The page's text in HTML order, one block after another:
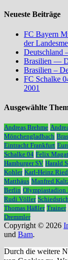
Neueste Beiträge
FC Bayern
der
Deutschland
Brasilien —
Brasilien –
FC Schalke
2001
Ausgewählte
Andreas Brehme
Mönchengladbach
Eintracht Frankfurt
Schalke 04 Felix
Hamburger SV Harald
Kohler Karl-Heinz
Matthäus Manfred
Berlin Olympiastadion
Rudi Völler
Thomas Häßler Trainer
Dremmler
Copyright © 2026
und Bam.
Durch die weitere